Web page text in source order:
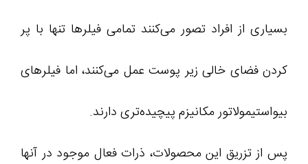
بسیاری از افراد تصور می‌کنند تمامی فیلرها تنها با پر
کردن فضای خالی زیر پوست عمل می‌کنند، اما فیلرهای
بیواستیمولاتور مکانیزم پیچیده‌تری دارند.
پس از تزریق این محصولات، ذرات فعال موجود در آنها